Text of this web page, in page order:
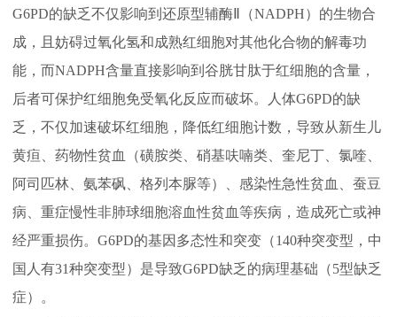
G6PD的缺乏不仅影响到还原型辅酶Ⅱ（NADPH）的生物合
成，且妨碍过氧化氢和成熟红细胞对其他化合物的解毒功
能，而NADPH含量直接影响到谷胱甘肽于红细胞的含量，
后者可保护红细胞免受氧化反应而破坏。人体G6PD的缺
乏，不仅加速破坏红细胞，降低红细胞计数，导致从新生儿
黄疸、药物性贫血（磺胺类、硝基呋喃类、奎尼丁、氯喹、
阿司匹林、氨苯砜、格列本脲等）、感染性急性贫血、蚕豆
病、重症慢性非肺球细胞溶血性贫血等疾病，造成死亡或神
经严重损伤。G6PD的基因多态性和突变（140种突变型，中
国人有31种突变型）是导致G6PD缺乏的病理基础（5型缺乏
症）。